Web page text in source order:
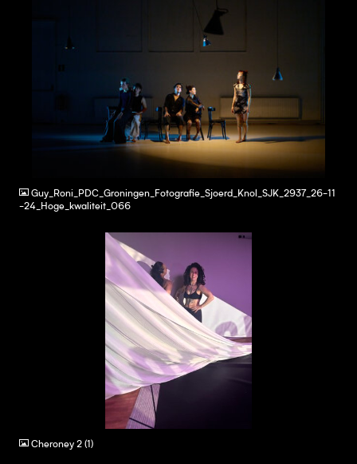
Guy_Roni_PDC_Groningen_Fotografie_Sjoerd_Knol_SJK_2937_26-11
-24_Hoge_kwaliteit_066
Cheroney 2 (1)